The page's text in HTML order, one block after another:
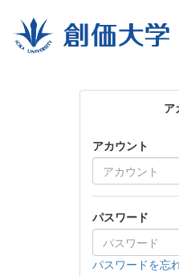
ア
アカウント
パスワード
パスワードを忘